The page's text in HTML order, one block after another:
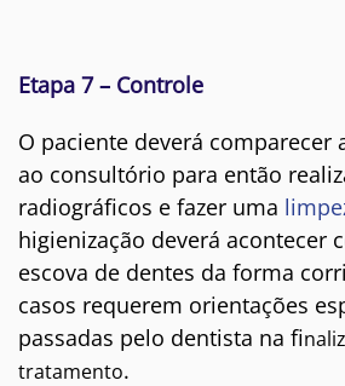
Etapa 7 – Controle
O paciente deverá comparecer
ao consultório para então
radiográficos e fazer uma
higienização deverá acontecer
escova de dentes da forma
casos requerem orientações
passadas pelo dentista na fi
tratamento.